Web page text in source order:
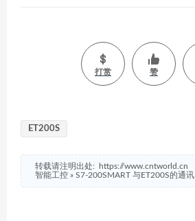
打赏 赞
ET200S
转载请注明出处:
https://www.cntworld.cn
智能工控 » S7-200SMART 与ET200S的通讯